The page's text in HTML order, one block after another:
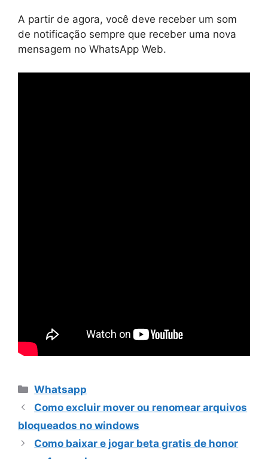
A partir de agora, você deve receber um som
de notificação sempre que receber uma nova
mensagem no WhatsApp Web.
Categorias
Whatsapp
Como excluir mover ou renomear arquivos
bloqueados no windows
Como baixar e jogar beta gratis de honor